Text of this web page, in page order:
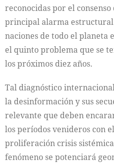
reconocidas por el
principal alarma
naciones de todo el planeta
el quinto problema que se
los próximos diez años.
Tal diagnóstico
la desinformación y sus
relevante que deben
los períodos venideros con
proliferación crisis
fenómeno se potenciará